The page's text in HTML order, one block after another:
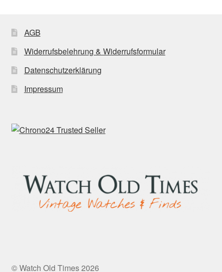
AGB
Widerrufsbelehrung & Widerrufsformular
Datenschutzerklärung
Impressum
© Watch Old Times 2026